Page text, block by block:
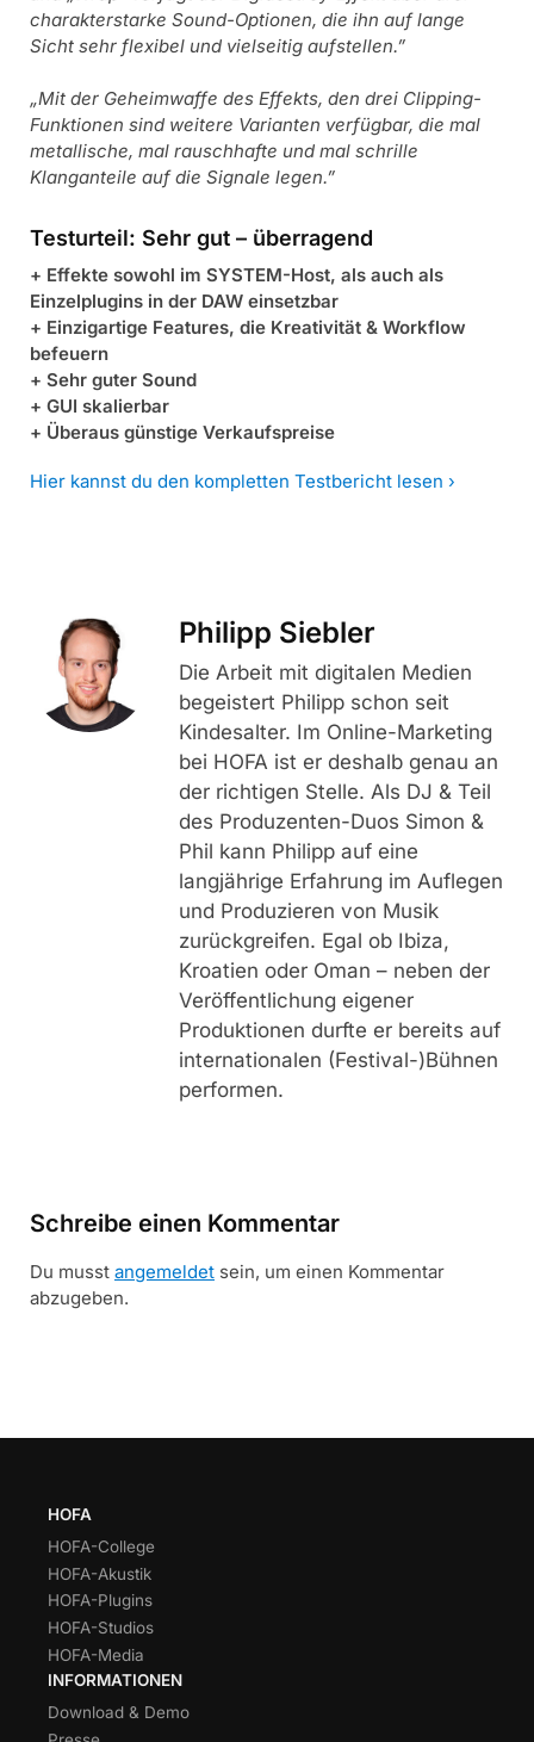
charakterstarke Sound-Optionen, die ihn auf lange
Sicht sehr flexibel und vielseitig aufstellen.”
„Mit der Geheimwaffe des Effekts, den drei Clipping-
Funktionen sind weitere Varianten verfügbar, die mal
metallische, mal rauschhafte und mal schrille
Klanganteile auf die Signale legen.”
Testurteil: Sehr gut – überragend
+ Effekte sowohl im SYSTEM-Host, als auch als
Einzelplugins in der DAW einsetzbar
+ Einzigartige Features, die Kreativität & Workflow
befeuern
+ Sehr guter Sound
+ GUI skalierbar
+ Überaus günstige Verkaufspreise
Hier kannst du den kompletten Testbericht lesen ›
Philipp Siebler
Die Arbeit mit digitalen Medien
begeistert Philipp schon seit
Kindesalter. Im Online-Marketing
bei HOFA ist er deshalb genau an
der richtigen Stelle. Als DJ & Teil
des Produzenten-Duos Simon &
Phil kann Philipp auf eine
langjährige Erfahrung im Auflegen
und Produzieren von Musik
zurückgreifen. Egal ob Ibiza,
Kroatien oder Oman – neben der
Veröffentlichung eigener
Produktionen durfte er bereits auf
internationalen (Festival-)Bühnen
performen.
Schreibe einen Kommentar
Du musst angemeldet sein, um einen Kommentar
abzugeben.
HOFA
HOFA-College
HOFA-Akustik
HOFA-Plugins
HOFA-Studios
HOFA-Media
INFORMATIONEN
Download & Demo